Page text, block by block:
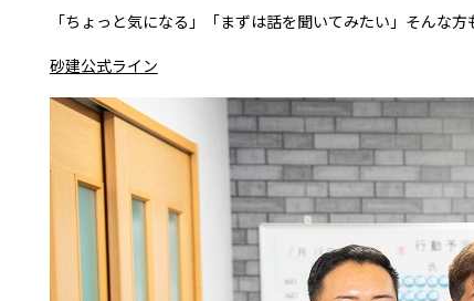
「ちょっと気になる」「まずは話を聞いてみたい」そんな
砂建公式ライン